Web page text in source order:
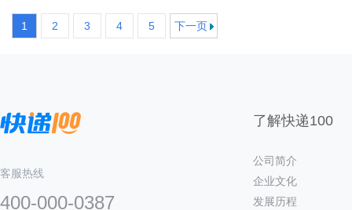
1 2 3 4 5 下一页
客服热线
400-000-0387
了解快递100
公司简介
企业文化
发展历程